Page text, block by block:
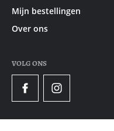
Mijn bestellingen
Over ons
VOLG ONS
FacebookInstagram